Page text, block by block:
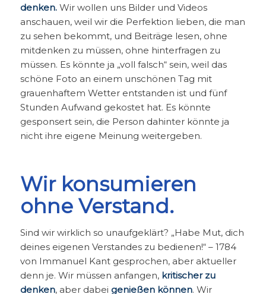
denken.Wir wollen uns Bilder und Videos
anschauen, weil wir die Perfektion lieben, die man
zu sehen bekommt, und Beiträge lesen, ohne
mitdenken zu müssen, ohne hinterfragen zu
müssen. Es könnte ja „voll falsch“ sein, weil das
schöne Foto an einem unschönen Tag mit
grauenhaftem Wetter entstanden ist und fünf
Stunden Aufwand gekostet hat. Es könnte
gesponsert sein, die Person dahinter könnte ja
nicht ihre eigene Meinung weitergeben.
Wir konsumieren
ohne Verstand.
Sind wir wirklich so unaufgeklärt? „Habe Mut, dich
deines eigenen Verstandes zu bedienen!“ – 1784
von Immanuel Kant gesprochen, aber aktueller
denn je. Wir müssen anfangen, kritischer zu
denken, aber dabei genießen können. Wir